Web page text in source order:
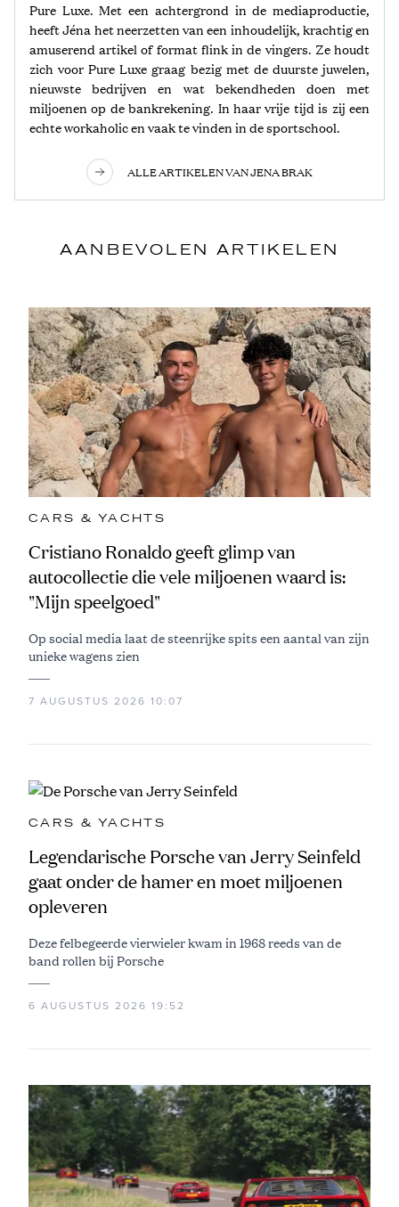
Pure Luxe. Met een achtergrond in de mediaproductie,
heeft Jéna het neerzetten van een inhoudelijk, krachtig en
amuserend artikel of format flink in de vingers. Ze houdt
zich voor Pure Luxe graag bezig met de duurste juwelen,
nieuwste bedrijven en wat bekendheden doen met
miljoenen op de bankrekening. In haar vrije tijd is zij een
echte workaholic en vaak te vinden in de sportschool.
ALLE ARTIKELEN VAN JENA BRAK
AANBEVOLEN ARTIKELEN
CARS & YACHTS
Cristiano Ronaldo geeft glimp van
autocollectie die vele miljoenen waard is:
"Mijn speelgoed"
Op social media laat de steenrijke spits een aantal van zijn
unieke wagens zien
7 AUGUSTUS 2026 10:07
CARS & YACHTS
Legendarische Porsche van Jerry Seinfeld
gaat onder de hamer en moet miljoenen
opleveren
Deze felbegeerde vierwieler kwam in 1968 reeds van de
band rollen bij Porsche
6 AUGUSTUS 2026 19:52